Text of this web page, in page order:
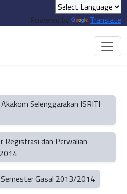
Powered by Translate
Selenggarakan ISRITI
Registrasi dan Perwalian
Gasal 2013/2014